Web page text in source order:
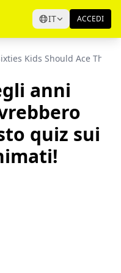
IT ACCEDI
Kids Should Ace This
anni
quiz sui